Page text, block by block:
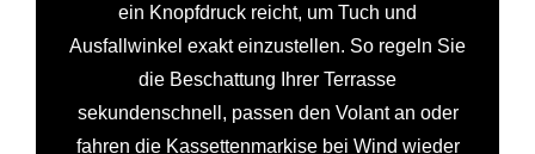
ein Knopfdruck reicht, um Tuch und
Ausfallwinkel exakt einzustellen. So regeln Sie
die Beschattung Ihrer Terrasse
sekundenschnell, passen den Volant an oder
fahren die Kassettenmarkise bei Wind wieder